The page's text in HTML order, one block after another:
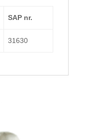
SAP nr.
31630